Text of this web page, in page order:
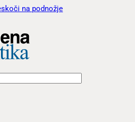
na podnožje